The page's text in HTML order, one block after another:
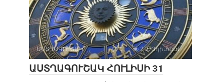
ԱՍՏՂԱԳՈՒՇԱԿ 0 2 273դիտում
ԱՍՏՂԱԳՈՒՇԱԿ ՀՈՒԼԻՍԻ 31